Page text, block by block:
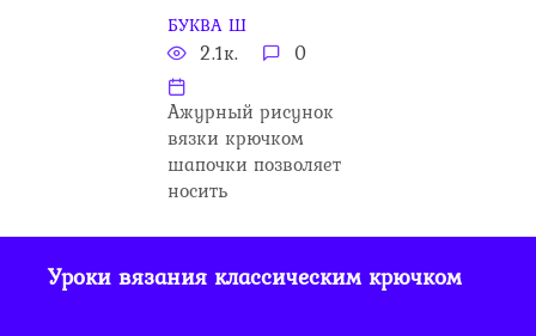
БУКВА Ш
2.1к. 0
Ажурный рисунок
вязки крючком
шапочки позволяет
носить
Уроки вязания классическим крючком